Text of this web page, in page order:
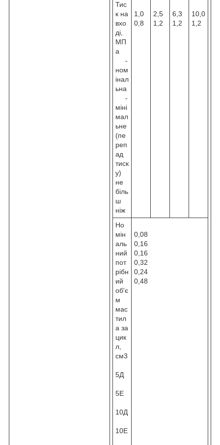
Тис
к на
вхо
ді,
МП
а
-
ном
інал
ьна
-
міні
мал
ьне
(пе
реп
ад
тиск
у)
не
біль
ш
ніж
1,0
0,8
2,5
1,2
6,3
1,2
10,0
1,2
Но
мін
аль
ний
пот
рібн
ий
об'є
м
мас
тил
а за
цик
л,
см3
5Д
5Е
10Д
10Е
0,08
0,16
0,16
0,32
0,24
0,48